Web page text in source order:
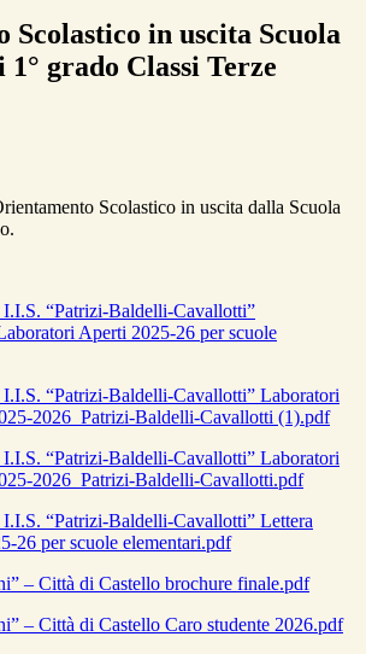
Scolastico in uscita Scuola
1° grado Classi Terze
Scolastico in uscita dalla Scuola
“Patrizi-Baldelli-Cavallotti”
Aperti 2025-26 per scuole
“Patrizi-Baldelli-Cavallotti” Laboratori
2026_Patrizi-Baldelli-Cavallotti (1).pdf
“Patrizi-Baldelli-Cavallotti” Laboratori
2026_Patrizi-Baldelli-Cavallotti.pdf
“Patrizi-Baldelli-Cavallotti” Lettera
26 per scuole elementari.pdf
– Città di Castello brochure finale.pdf
– Città di Castello Caro studente 2026.pdf